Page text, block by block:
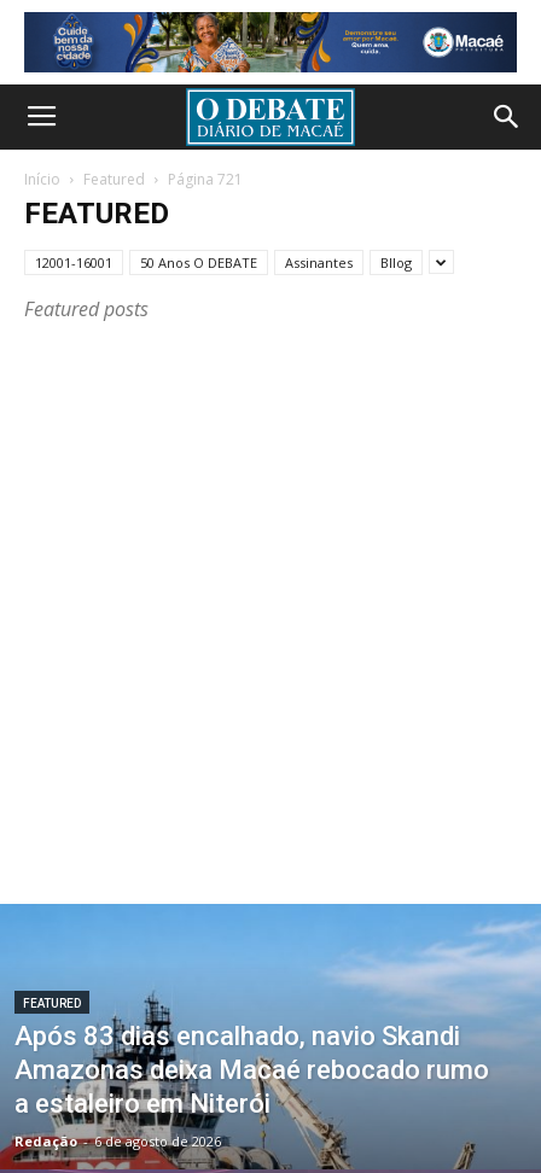
Início Featured Página 721
FEATURED
12001-16001 50 Anos O DEBATE Assinantes Bllog
Featured posts
FEATURED
Após 83 dias encalhado, navio Skandi
Amazonas deixa Macaé rebocado rumo
a estaleiro em Niterói
Redação - 6 de agosto de 2026